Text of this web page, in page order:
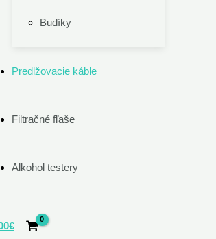
Budíky
Predlžovacie káble
Filtračné fľaše
Alkohol testery
€